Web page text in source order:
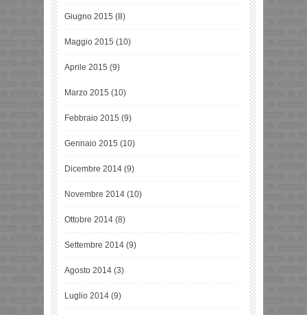
Giugno 2015 (8)
Maggio 2015 (10)
Aprile 2015 (9)
Marzo 2015 (10)
Febbraio 2015 (9)
Gennaio 2015 (10)
Dicembre 2014 (9)
Novembre 2014 (10)
Ottobre 2014 (8)
Settembre 2014 (9)
Agosto 2014 (3)
Luglio 2014 (9)